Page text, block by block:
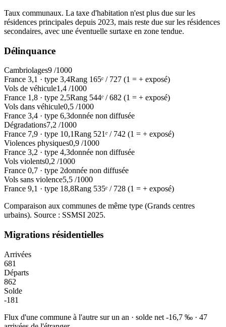
Taux communaux. La taxe d'habitation n'est plus due sur les
résidences principales depuis 2023, mais reste due sur les résidences
secondaires, avec une éventuelle surtaxe en zone tendue.
Délinquance
Cambriolages9 /1000
France 3,1 · type 3,4Rang 165ᵉ / 727 (1 = + exposé)
Vols de véhicule1,4 /1000
France 1,8 · type 2,5Rang 544ᵉ /682 (1 = + exposé)
Vols dans véhicule0,5 /1000
France 3,4 · type 6,3donnée non diffusée
Dégradations7,2 /1000
France 7,9 · type 10,1Rang 521ᵉ / 742 (1 = + exposé)
Violences physiques0,9 /1000
France 3,2 · type 4,3donnée non diffusée
Vols violents0,2 /1000
France 0,7 · type 2donnée non diffusée
Vols sans violence5,5 /1000
France 9,1 · type 18,8Rang 535ᵉ / 728 (1 = + exposé)
Comparaison aux communes de même type (Grands centres
urbains). Source : SSMSI 2025.
Migrations résidentielles
Arrivées
681
Départs
862
Solde
-181
Flux d'une commune à l'autre sur un an · solde net -16,7 ‰ · 47